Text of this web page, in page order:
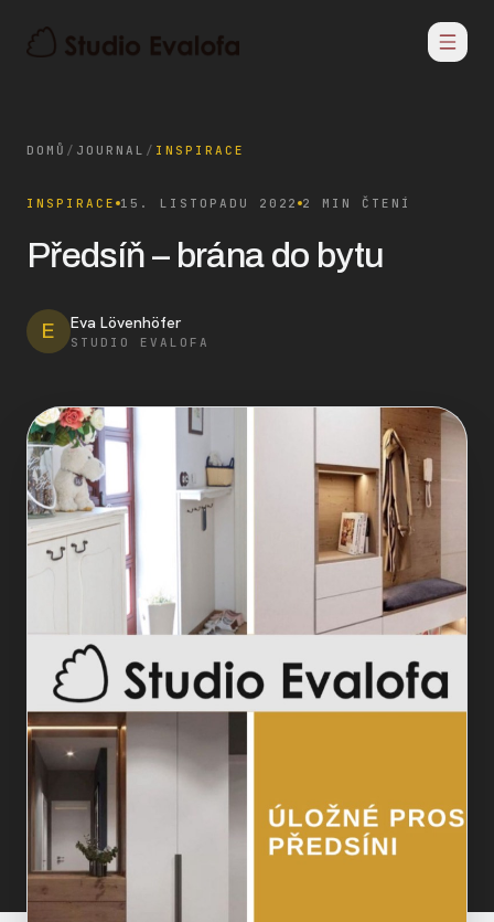
DOMŮ / JOURNAL / INSPIRACE
INSPIRACE 15. LISTOPADU 2022 2 MIN ČTENÍ
Předsíň – brána do bytu
E Eva Lövenhöfer
STUDIO EVALOFA